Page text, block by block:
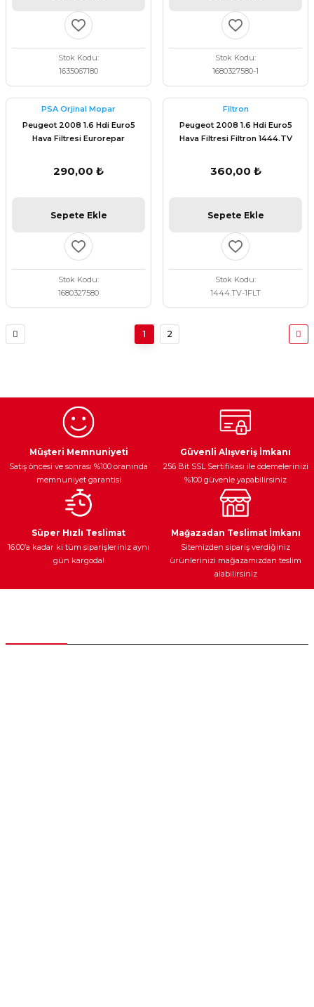
Stok Kodu
1635067180
Stok Kodu
1680327580-1
PSA Orjinal Mopar
Peugeot 2008 1.6 Hdi Euro5
Hava Filtresi Eurorepar
290,00 ₺
Sepete Ekle
Stok Kodu
1680327580
Filtron
Peugeot 2008 1.6 Hdi Euro5
Hava Filtresi Filtron 1444.TV
360,00 ₺
Sepete Ekle
Stok Kodu
1444.TV-1FLT
1 2
Egzoz Sistemi
Ateşleme Sistemi Araç Yağları
Müşteri Memnuniyeti
Satış öncesi ve sonrası %100 oranında
memnuniyet garantisi
Güvenli Alışveriş İmkanı
256 Bit SSL Sertifikası ile ödemelerinizi
%100 güvenle yapabilirsiniz
Süper Hızlı Teslimat
16:00’a kadar ki tüm siparişleriniz aynı
gün kargoda!
Mağazadan Teslimat İmkanı
Sitemizden sipariş verdiğiniz
ürünlerinizi mağazamızdan teslim
alabilirsiniz